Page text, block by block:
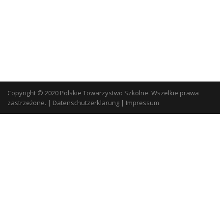
Copyright © 2020 Polskie Towarzystwo Szkolne. Wszelkie prawa
zastrzeżone. | Datenschutzerklärung | Impressum